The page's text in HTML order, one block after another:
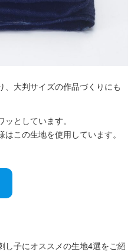
、大判サイズの作品づくりにも
としています。
この生地を使用しています。
し子にオススメの生地4選をご紹